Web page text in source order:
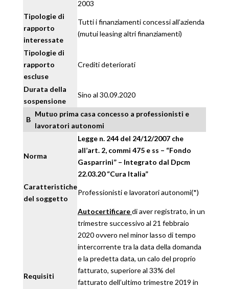
2003
Tipologie di
rapporto
interessate
Tutti i finanziamenti concessi all’azienda
(mutui leasing altri finanziamenti)
Tipologie di
rapporto
escluse
Crediti deteriorati
Durata della
sospensione
Sino al 30.09.2020
B
Mutuo prima casa concesso a professionisti e
lavoratori autonomi
Norma
Legge n. 244 del 24/12/2007 che
all’art. 2, commi 475 e ss – “Fondo
Gasparrini” – Integrato dal Dpcm
22.03.20 “Cura Italia”
Caratteristiche
del soggetto
Professionisti e lavoratori autonomi(*)
Requisiti
Autocertificaredi aver registrato, in un
trimestre successivo al 21 febbraio
2020 ovvero nel minor lasso di tempo
intercorrente tra la data della domanda
e la predetta data, un calo del proprio
fatturato, superiore al 33% del
fatturato dell’ultimo trimestre 2019 in